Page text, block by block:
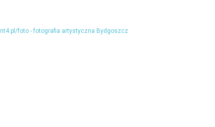
nt4.pl/foto - fotografia artystyczna Bydgoszcz